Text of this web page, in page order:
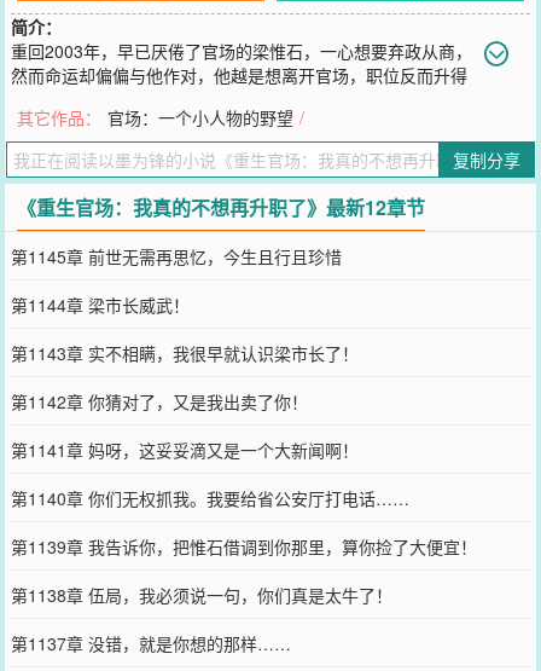
简介：
重回2003年，早已厌倦了官场的梁惟石，一心想要弃政从商，
然而命运却偏偏与他作对，他越是想离开官场，职位反而升得
不觉已然攀至权力的巅峰。
您要是觉得《重生官场：我真的不想再升职了》还不错的话请不要忘
记向您QQ群和微博微信里的朋友推荐哦！
其它作品： 官场：一个小人物的野望 /
复制分享
《重生官场：我真的不想再升职了》最新12章节
第1145章 前世无需再思忆，今生且行且珍惜
第1144章 梁市长威武！
第1143章 实不相瞒，我很早就认识梁市长了！
第1142章 你猜对了，又是我出卖了你！
第1141章 妈呀，这妥妥滴又是一个大新闻啊！
第1140章 你们无权抓我。我要给省公安厅打电话……
第1139章 我告诉你，把惟石借调到你那里，算你捡了大便宜！
第1138章 伍局，我必须说一句，你们真是太牛了！
第1137章 没错，就是你想的那样……